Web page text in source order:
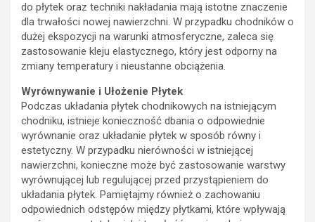
do płytek oraz techniki nakładania mają istotne znaczenie
dla trwałości nowej nawierzchni. W przypadku chodników o
dużej ekspozycji na warunki atmosferyczne, zaleca się
zastosowanie kleju elastycznego, który jest odporny na
zmiany temperatury i nieustanne obciążenia.
Wyrównywanie i Ułożenie Płytek
Podczas układania płytek chodnikowych na istniejącym
chodniku, istnieje konieczność dbania o odpowiednie
wyrównanie oraz układanie płytek w sposób równy i
estetyczny. W przypadku nierówności w istniejącej
nawierzchni, konieczne może być zastosowanie warstwy
wyrównującej lub regulującej przed przystąpieniem do
układania płytek. Pamiętajmy również o zachowaniu
odpowiednich odstępów między płytkami, które wpływają